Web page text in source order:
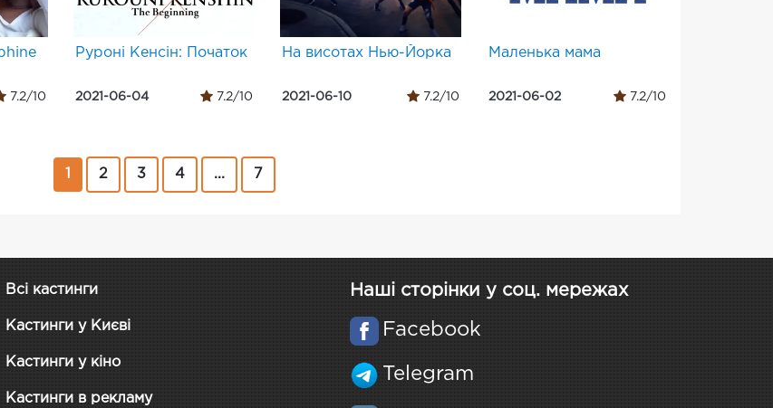
7.2/10
Руроні Кенсін: Початок
2021-06-04 7.2/10
На висотах Нью-Йорка
2021-06-10 7.2/10
Маленька мама
2021-06-02 7.2/10
2 3 4 ... 7
Всі кастинги
Кастинги у Києві
Кастинги у кіно
Кастинги в рекламу
Наші сторінки у соц. мережах
Facebook
Telegram